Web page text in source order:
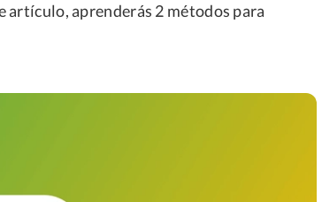
artículo, aprenderás 2 métodos para